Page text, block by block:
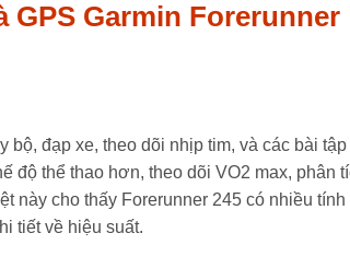
GPS Garmin Forerunner
bộ, đạp xe, theo dõi nhịp tim, và các bài tập
độ thể thao hơn, theo dõi VO2 max, phân
này cho thấy Forerunner 245 có nhiều tính
tiết về hiệu suất.